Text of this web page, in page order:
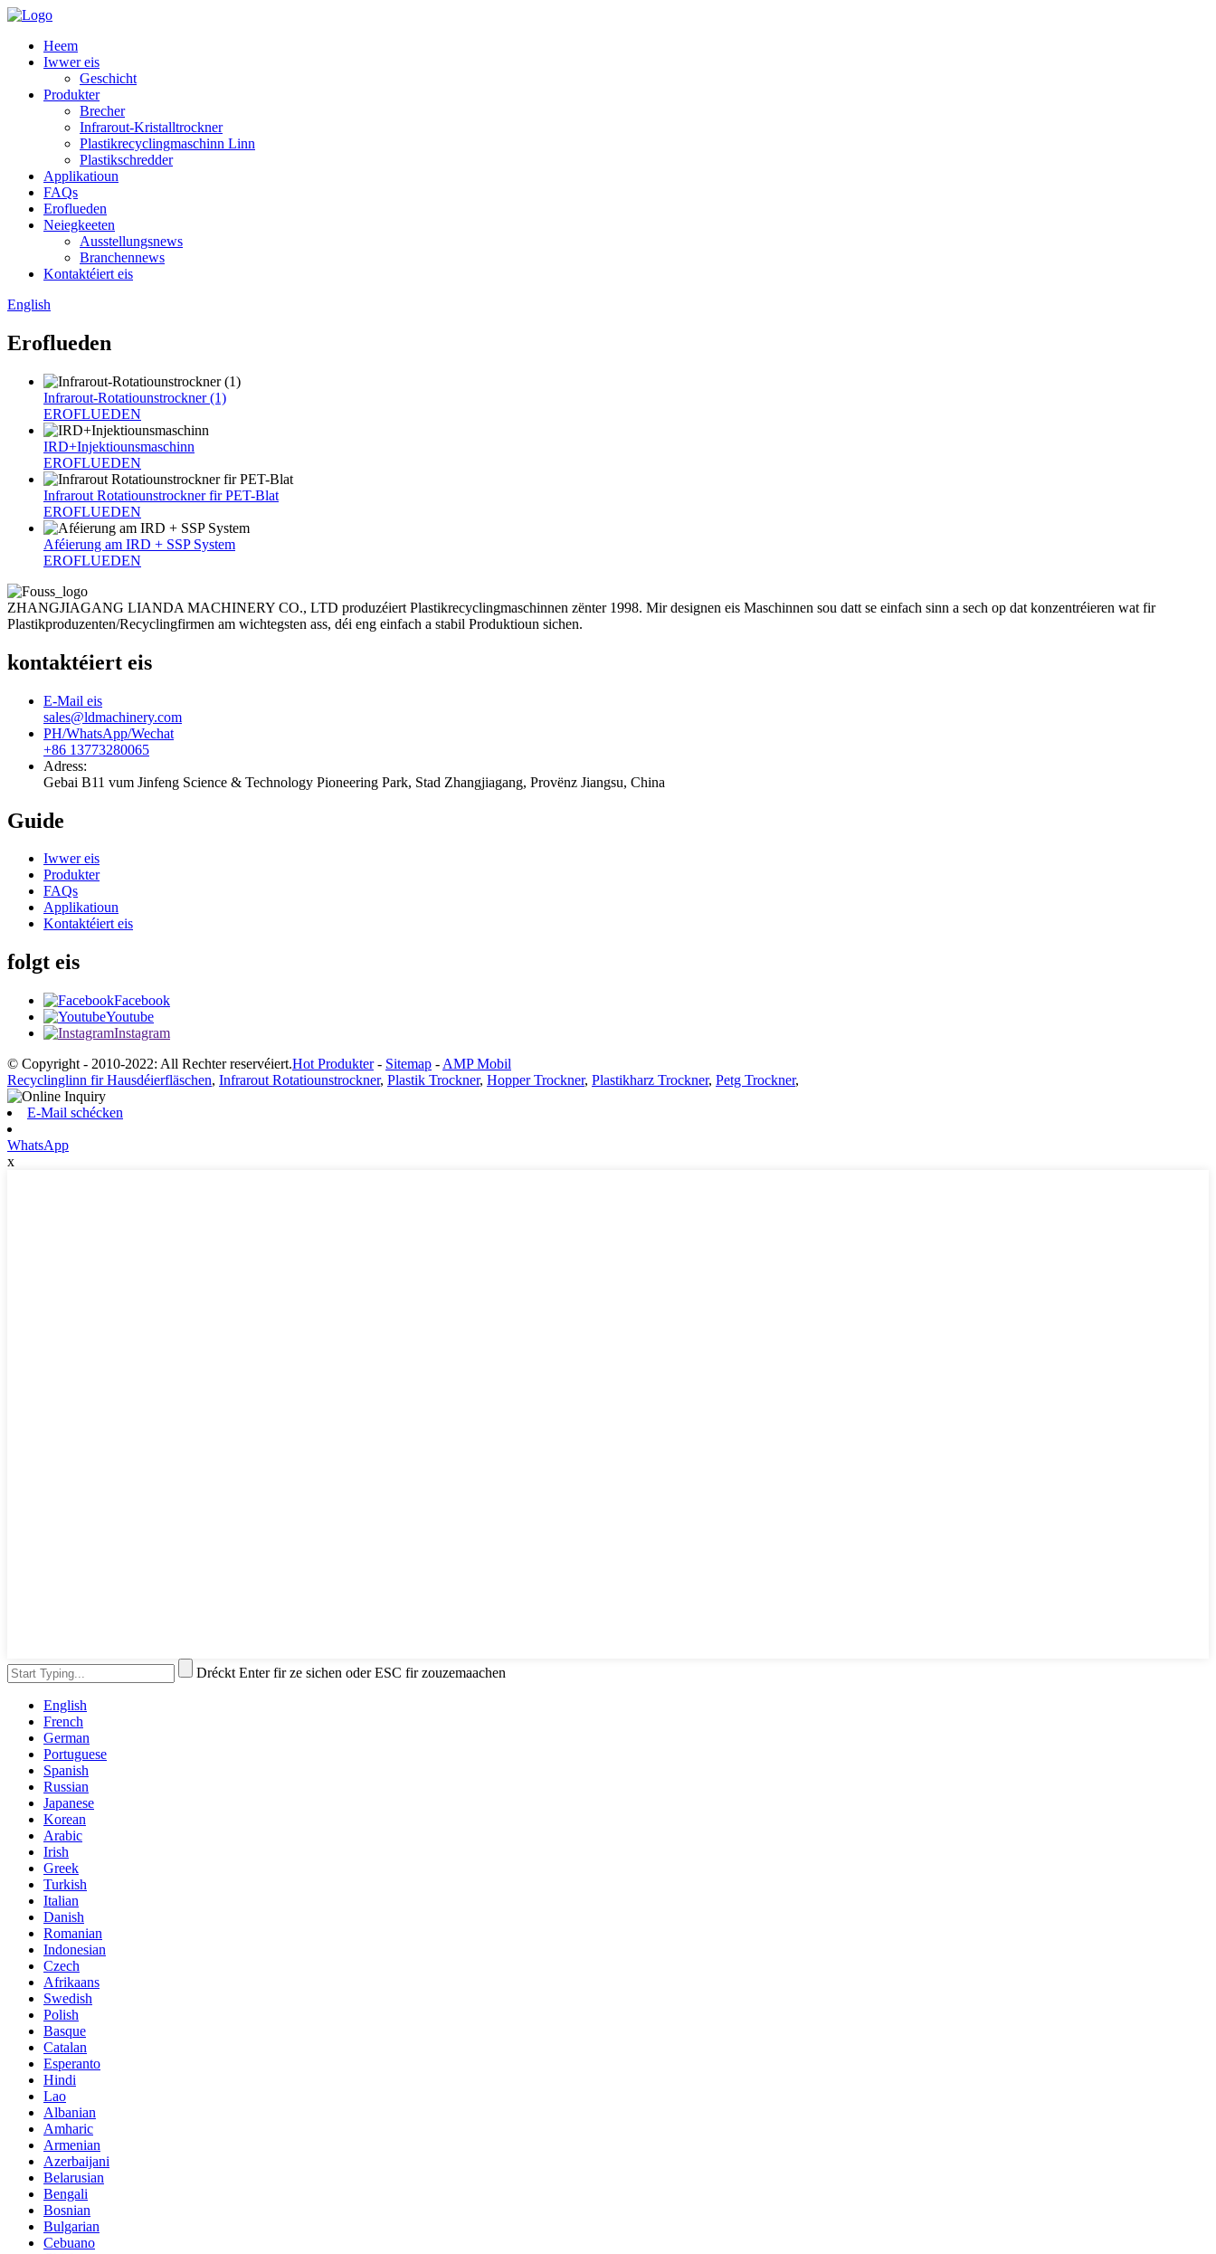
Heem
Iwwer eis
Geschicht
Produkter
Brecher
Infrarout-Kristalltrockner
Plastikrecyclingmaschinn Linn
Plastikschredder
Applikatioun
FAQs
Eroflueden
Neiegkeeten
Ausstellungsnews
Branchennews
Kontaktéiert eis
English
Eroflueden
Infrarout-Rotatiounstrockner (1)
EROFLUEDEN
IRD+Injektiounsmaschinn
EROFLUEDEN
Infrarout Rotatiounstrockner fir PET-Blat
EROFLUEDEN
Aféierung am IRD + SSP System
EROFLUEDEN
ZHANGJIAGANG LIANDA MACHINERY CO., LTD produzéiert Plastikrecyclingmaschinnen zënter 1998. Mir designen eis Maschinnen sou datt se einfach sinn a sech op dat konzentréieren wat fir
Plastikproduzenten/Recyclingfirmen am wichtegsten ass, déi eng einfach a stabil Produktioun sichen.
kontaktéiert eis
E-Mail eis
sales@ldmachinery.com
PH/WhatsApp/Wechat
+86 13773280065
Adress:
Gebai B11 vum Jinfeng Science & Technology Pioneering Park, Stad Zhangjiagang, Provënz Jiangsu, China
Guide
Iwwer eis
Produkter
FAQs
Applikatioun
Kontaktéiert eis
folgt eis
Facebook
Youtube
Instagram
© Copyright - 2010-2022: All Rechter reservéiert.Hot Produkter- Sitemap - AMP Mobil
Recyclinglinn fir Hausdéierfläschen, Infrarout Rotatiounstrockner, Plastik Trockner, Hopper Trockner, Plastikharz Trockner, Petg Trockner,
E-Mail schécken
WhatsApp
x
Dréckt Enter fir ze sichen oder ESC fir zouzemaachen
English
French
German
Portuguese
Spanish
Russian
Japanese
Korean
Arabic
Irish
Greek
Turkish
Italian
Danish
Romanian
Indonesian
Czech
Afrikaans
Swedish
Polish
Basque
Catalan
Esperanto
Hindi
Lao
Albanian
Amharic
Armenian
Azerbaijani
Belarusian
Bengali
Bosnian
Bulgarian
Cebuano